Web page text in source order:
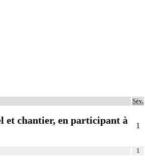
Sév.
et chantier, en participant à
1
1